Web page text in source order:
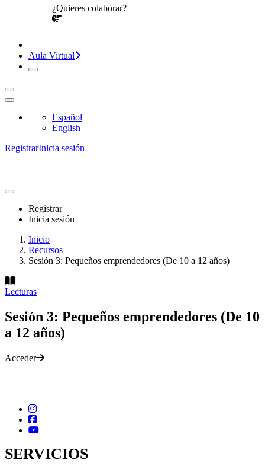
¿Quieres colaborar?
Aula Virtual
Español
English
RegistrarInicia sesión
Registrar
Inicia sesión
Inicio
Recursos
Sesión 3: Pequeños emprendedores (De 10 a 12 años)
Lecturas
Sesión 3: Pequeños emprendedores (De 10
a 12 años)
Acceder
SERVICIOS